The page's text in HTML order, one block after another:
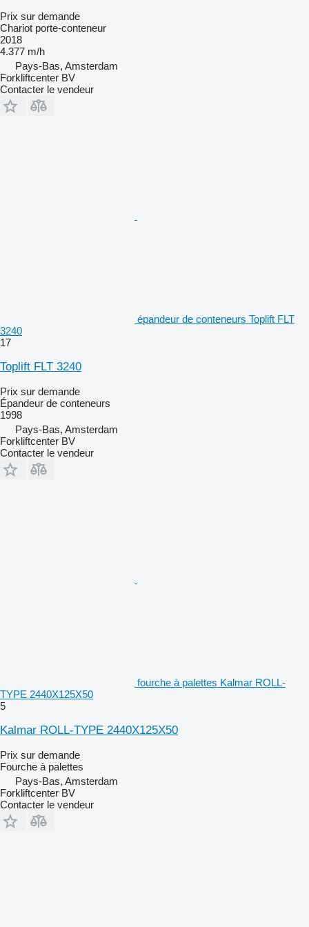
Prix sur demande
Chariot porte-conteneur
2018
4.377 m/h
Pays-Bas, Amsterdam
Forkliftcenter BV
Contacter le vendeur
épandeur de conteneurs Toplift FLT
3240
17
Toplift FLT 3240
Prix sur demande
Épandeur de conteneurs
1998
Pays-Bas, Amsterdam
Forkliftcenter BV
Contacter le vendeur
fourche à palettes Kalmar ROLL-
TYPE 2440X125X50
5
Kalmar ROLL-TYPE 2440X125X50
Prix sur demande
Fourche à palettes
Pays-Bas, Amsterdam
Forkliftcenter BV
Contacter le vendeur